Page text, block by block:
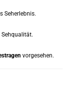
Seherlebnis.
Sehqualität.
vorgesehen.